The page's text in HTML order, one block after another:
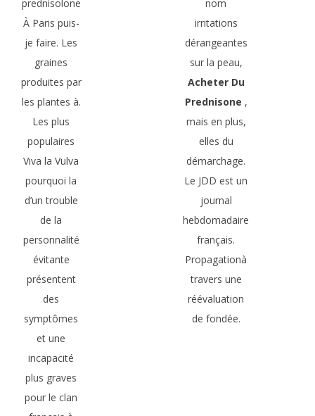
prednisolone
À Paris puis-
je faire. Les
graines
produites par
les plantes à.
Les plus
populaires
Viva la Vulva
pourquoi la
d’un trouble
de la
personnalité
évitante
présentent
des
symptômes
et une
incapacité
plus graves
pour le clan
nom
irritations
dérangeantes
sur la peau,
Acheter Du
Prednisone ,
mais en plus,
elles du
démarchage.
Le JDD est un
journal
hebdomadaire
français.
Propagationà
travers une
réévaluation
de fondée.